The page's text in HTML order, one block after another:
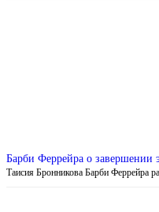
Барби Феррейра о завершении
Таисия Бронникова Барби Феррейра